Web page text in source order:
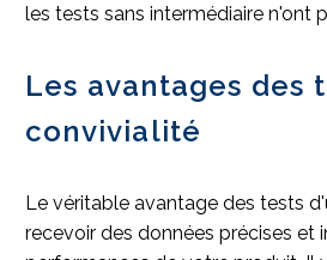
les tests sans intermédiaire n'ont
Les avantages des
convivialité
Le véritable avantage des tests
recevoir des données précises et